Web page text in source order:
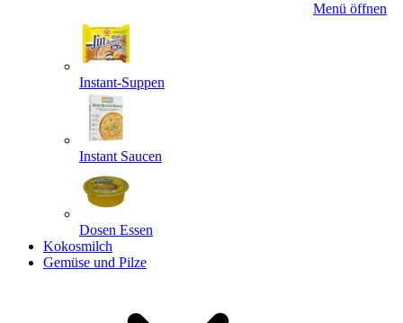
Menü öffnen
Instant-Suppen
Instant Saucen
Dosen Essen
Kokosmilch
Gemüse und Pilze